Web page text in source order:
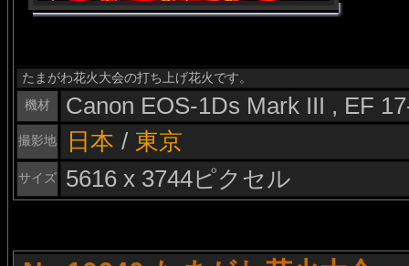
たまがわ花火大会の打ち上げ花火です。
機材
Canon EOS-1Ds Mark III , EF
撮影地 日本 / 東京
サイズ 5616 x 3744ピクセル